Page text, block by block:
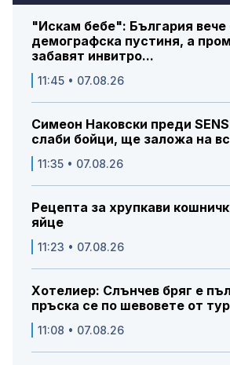
"Искам бебе": България вече
демографска пустиня, а
забавят инвитро...
11:45 • 07.08.26
Симеон Наковски преди
слаби бойци, ще заложа на
11:35 • 07.08.26
Рецепта за хрупкави
яйце
11:23 • 07.08.26
Хотелиер: Слънчев бряг е
пръска се по шевовете от
11:08 • 07.08.26